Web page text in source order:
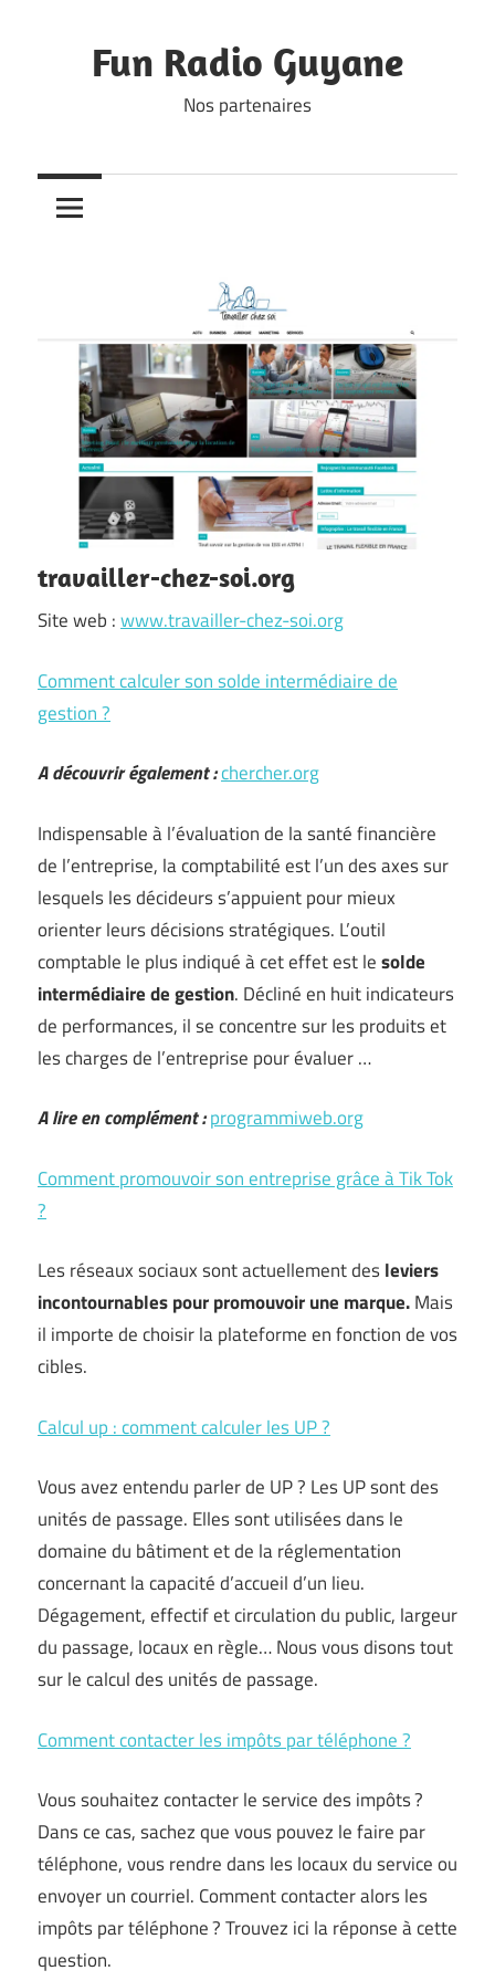
contentFun Radio Guyane
Nos partenaires
travailler-chez-soi.org
Site web :www.travailler-chez-soi.org
Comment calculer son solde intermédiaire de
gestion ?
A découvrir également :chercher.org
Indispensable à l’évaluation de la santé financière
de l’entreprise, la comptabilité est l’un des axes sur
lesquels les décideurs s’appuient pour mieux
orienter leurs décisions stratégiques. L’outil
comptable le plus indiqué à cet effet est lesolde
intermédiaire de gestion. Décliné en huit indicateurs
de performances, il se concentre sur les produits et
les charges de l’entreprise pour évaluer …
A lire en complément :programmiweb.org
Comment promouvoir son entreprise grâce à Tik Tok
?
Les réseaux sociaux sont actuellement desleviers
incontournables pour promouvoir une marque.Mais
il importe de choisir la plateforme en fonction de vos
cibles.
Calcul up : comment calculer les UP ?
Vous avez entendu parler de UP ? Les UP sont des
unités de passage. Elles sont utilisées dans le
domaine du bâtiment et de la réglementation
concernant la capacité d’accueil d’un lieu.
Dégagement, effectif et circulation du public, largeur
du passage, locaux en règle… Nous vous disons tout
sur le calcul des unités de passage.
Comment contacter les impôts par téléphone ?
Vous souhaitez contacter le service des impôts ?
Dans ce cas, sachez que vous pouvez le faire par
téléphone, vous rendre dans les locaux du service ou
envoyer un courriel. Comment contacter alors les
impôts par téléphone ? Trouvez ici la réponse à cette
question.